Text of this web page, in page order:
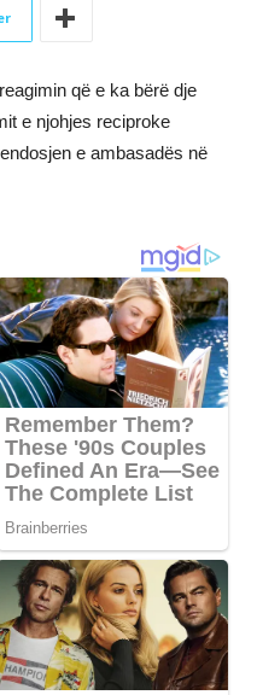
që e ka bërë dje
e njohjes reciproke
e ambasadës në